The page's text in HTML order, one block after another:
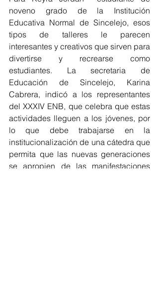
noveno grado de la Institución
Educativa Normal de Sincelejo, esos
tipos de talleres le parecen
interesantes y creativos que sirven para
divertirse y recrearse como
estudiantes. La secretaria de
Educación de Sincelejo, Karina
Cabrera, indicó a los representantes
del XXXIV ENB, que celebra que estas
actividades lleguen a los jóvenes, por
lo que debe trabajarse en la
institucionalización de una cátedra que
permita que las nuevas generaciones
se apropien de las manifestaciones